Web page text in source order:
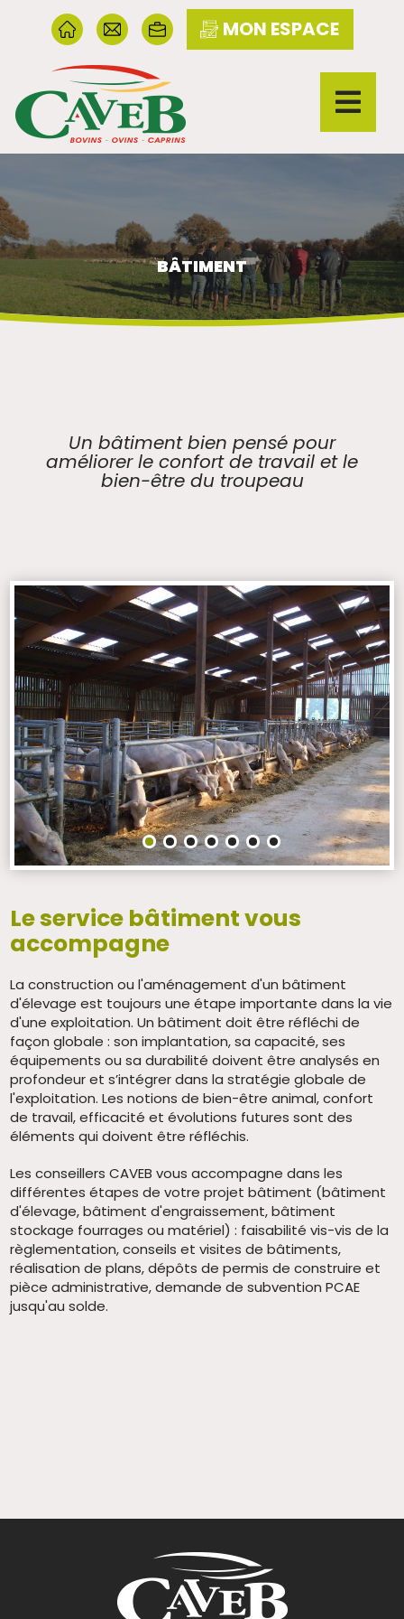
MON ESPACE
BÂTIMENT
Un bâtiment bien pensé pour
améliorer le confort de travail et le
bien-être du troupeau
Le service bâtiment vous
accompagne
La construction ou l'aménagement d'un bâtiment
d'élevage est toujours une étape importante dans la vie
d'une exploitation. Un bâtiment doit être réfléchi de
façon globale : son implantation, sa capacité, ses
équipements ou sa durabilité doivent être analysés en
profondeur et s’intégrer dans la stratégie globale de
l'exploitation. Les notions de bien-être animal, confort
de travail, efficacité et évolutions futures sont des
éléments qui doivent être réfléchis.
Les conseillers CAVEB vous accompagne dans les
différentes étapes de votre projet bâtiment (bâtiment
d'élevage, bâtiment d'engraissement, bâtiment
stockage fourrages ou matériel) : faisabilité vis-vis de la
règlementation, conseils et visites de bâtiments,
réalisation de plans, dépôts de permis de construire et
pièce administrative, demande de subvention PCAE
jusqu'au solde.